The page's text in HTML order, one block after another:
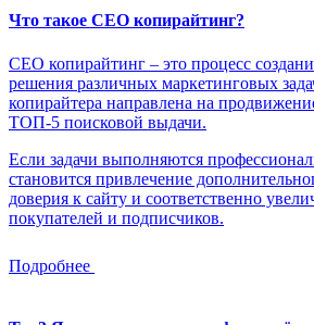
Что такое СЕО копирайтинг?
СЕО копирайтинг – это процесс
решения различных маркетинговых
копирайтера направлена на
ТОП-5 поисковой выдачи.
Если задачи выполняются
становится привлечение
доверия к сайту и соответственно
покупателей и подписчиков.
Подробнее